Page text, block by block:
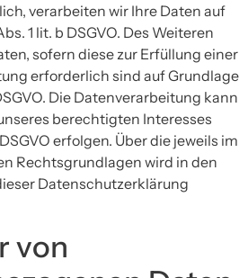
verarbeiten wir Ihre Daten auf
1 lit. b DSGVO. Des Weiteren
sofern diese zur Erfüllung einer
erforderlich sind auf Grundlage
Die Datenverarbeitung kann
berechtigten Interesses
erfolgen. Über die jeweils im
Rechtsgrundlagen wird in den
Datenschutzerklärung
von